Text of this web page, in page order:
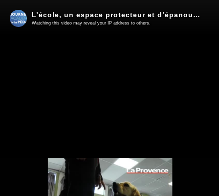
L’école, un espace protecteur et d’épanouissement - L'ULIS a du chien !
Watching this video may reveal your IP address to others.